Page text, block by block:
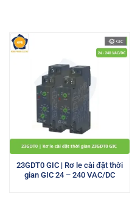
23GDT0 GIC | Rơ le cài đặt thời
gian GIC 24 – 240 VAC/DC